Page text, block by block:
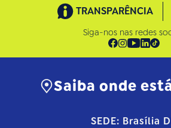
TRANSPARÊNCIA
Siga-nos nas redes
Saiba onde
SEDE: Brasília